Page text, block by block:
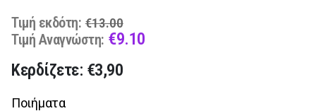
Τιμή εκδότη: €13.00
price
Τιμή Αναγνώστη: €9.10Current
Κερδίζετε: €3,90
Ποιήματα